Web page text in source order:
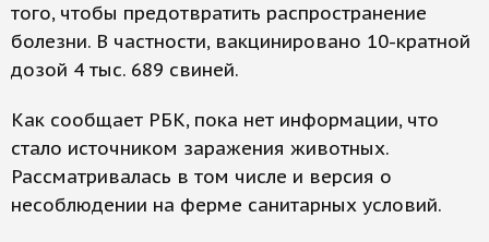
того, чтобы предотвратить распространение
болезни. В частности, вакцинировано 10-кратной
дозой 4 тыс. 689 свиней.
Как сообщает РБК, пока нет информации, что
стало источником заражения животных.
Рассматривалась в том числе и версия о
несоблюдении на ферме санитарных условий.